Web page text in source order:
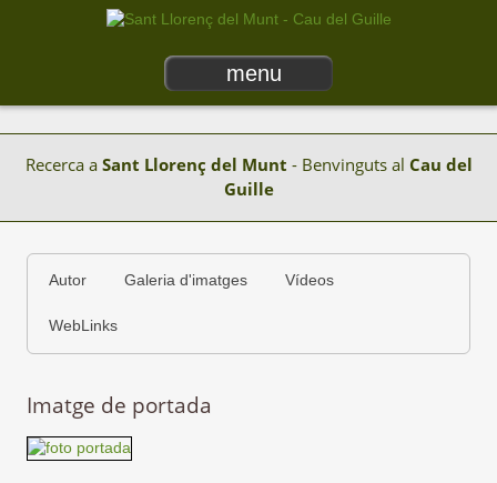
menu
Recerca a Sant Llorenç del Munt - Benvinguts al Cau del
Guille
Autor Galeria d'imatges Vídeos
WebLinks
Imatge de portada